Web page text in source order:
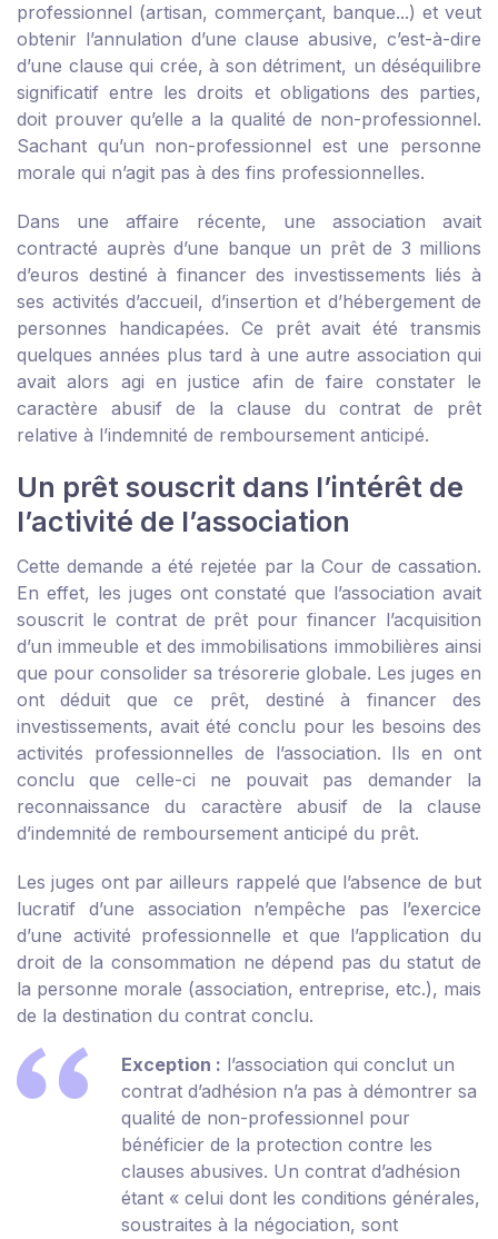
professionnel (artisan, commerçant, banque...) et veut
obtenir l’annulation d’une clause abusive, c’est-à-dire
d’une clause qui crée, à son détriment, un déséquilibre
significatif entre les droits et obligations des parties,
doit prouver qu’elle a la qualité de non-professionnel.
Sachant qu’un non-professionnel est une personne
morale qui n’agit pas à des fins professionnelles.
Dans une affaire récente, une association avait
contracté auprès d’une banque un prêt de 3 millions
d’euros destiné à financer des investissements liés à
ses activités d’accueil, d’insertion et d’hébergement de
personnes handicapées. Ce prêt avait été transmis
quelques années plus tard à une autre association qui
avait alors agi en justice afin de faire constater le
caractère abusif de la clause du contrat de prêt
relative à l’indemnité de remboursement anticipé.
Un prêt souscrit dans l’intérêt de
l’activité de l’association
Cette demande a été rejetée par la Cour de cassation.
En effet, les juges ont constaté que l’association avait
souscrit le contrat de prêt pour financer l’acquisition
d’un immeuble et des immobilisations immobilières ainsi
que pour consolider sa trésorerie globale. Les juges en
ont déduit que ce prêt, destiné à financer des
investissements, avait été conclu pour les besoins des
activités professionnelles de l’association. Ils en ont
conclu que celle-ci ne pouvait pas demander la
reconnaissance du caractère abusif de la clause
d’indemnité de remboursement anticipé du prêt.
Les juges ont par ailleurs rappelé que l’absence de but
lucratif d’une association n’empêche pas l’exercice
d’une activité professionnelle et que l’application du
droit de la consommation ne dépend pas du statut de
la personne morale (association, entreprise, etc.), mais
de la destination du contrat conclu.
Exception : l’association qui conclut un
contrat d’adhésion n’a pas à démontrer sa
qualité de non-professionnel pour
bénéficier de la protection contre les
clauses abusives. Un contrat d’adhésion
étant « celui dont les conditions générales,
soustraites à la négociation, sont